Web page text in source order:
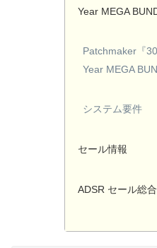
Year MEGA
Patchmaker『
Year MEGA
システム要件
セール情報
ADSR セール総